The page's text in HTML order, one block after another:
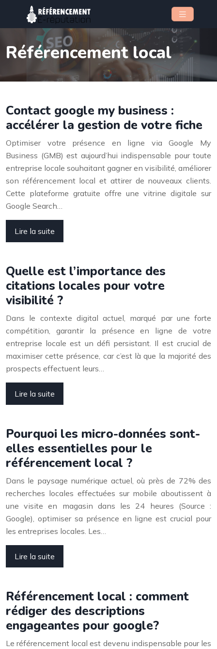
Référencement local
Contact google my business :
accélérer la gestion de votre fiche
Optimiser votre présence en ligne via Google My
Business (GMB) est aujourd’hui indispensable pour toute
entreprise locale souhaitant gagner en visibilité, améliorer
son référencement local et attirer de nouveaux clients.
Cette plateforme gratuite offre une vitrine digitale sur
Google Search…
Lire la suite
Quelle est l’importance des
citations locales pour votre
visibilité ?
Dans le contexte digital actuel, marqué par une forte
compétition, garantir la présence en ligne de votre
entreprise locale est un défi persistant. Il est crucial de
maximiser cette présence, car c’est là que la majorité des
prospects effectuent leurs…
Lire la suite
Pourquoi les micro-données sont-
elles essentielles pour le
référencement local ?
Dans le paysage numérique actuel, où près de 72% des
recherches locales effectuées sur mobile aboutissent à
une visite en magasin dans les 24 heures (Source :
Google), optimiser sa présence en ligne est crucial pour
les entreprises locales. Les…
Lire la suite
Référencement local : comment
rédiger des descriptions
engageantes pour google?
Le référencement local est devenu indispensable pour les